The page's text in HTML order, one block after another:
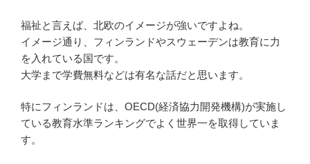
福祉と言えば、北欧のイメージが強いですよね。
イメージ通り、フィンランドやスウェーデンは教育に力
を入れている国です。
大学まで学費無料などは有名な話だと思います。
特にフィンランドは、OECD(経済協力開発機構)が実施し
ている教育水準ランキングでよく世界一を取得していま
す。